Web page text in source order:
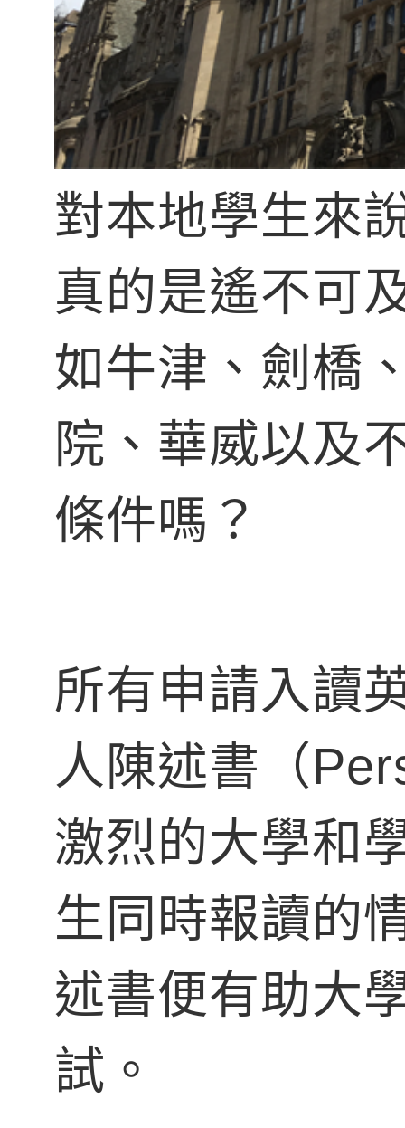
對本地學生來
真的是遙不可
如牛津、劍橋
院、華威以及
條件嗎？
所有申請入讀
人陳述書（
激烈的大學和
生同時報讀的
述書便有助大
試。